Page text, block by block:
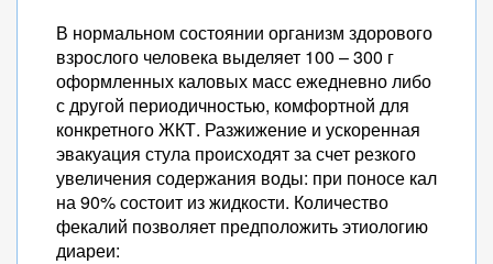
В нормальном состоянии организм здорового
взрослого человека выделяет 100 – 300 г
оформленных каловых масс ежедневно либо
с другой периодичностью, комфортной для
конкретного ЖКТ. Разжижение и ускоренная
эвакуация стула происходят за счет резкого
увеличения содержания воды: при поносе кал
на 90% состоит из жидкости. Количество
фекалий позволяет предположить этиологию
диареи: